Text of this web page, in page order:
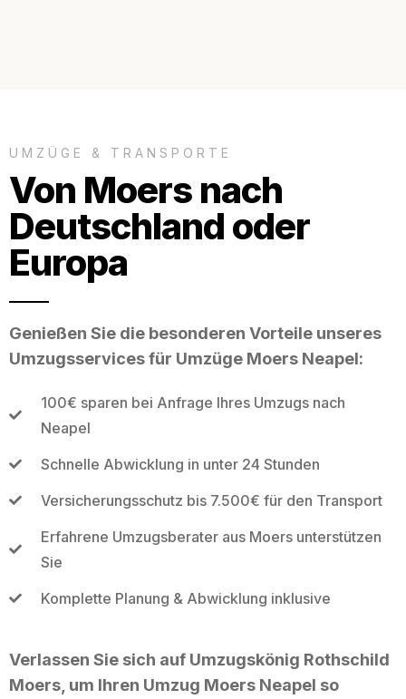
UMZÜGE & TRANSPORTE
Von Moers nach
Deutschland oder
Europa
Genießen Sie die besonderen Vorteile unseres
Umzugsservices für Umzüge Moers Neapel:
100€ sparen bei Anfrage Ihres Umzugs nach
Neapel
Schnelle Abwicklung in unter 24 Stunden
Versicherungsschutz bis 7.500€ für den Transport
Erfahrene Umzugsberater aus Moers unterstützen
Sie
Komplette Planung & Abwicklung inklusive
Verlassen Sie sich auf Umzugskönig Rothschild
Moers, um Ihren Umzug Moers Neapel so